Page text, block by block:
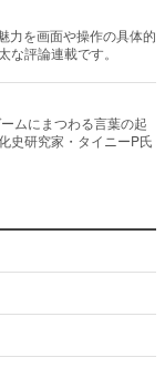
力を画面や操作の具体的
評論連載です。
ムにまつわる言葉の起
史研究家・タイニーP氏